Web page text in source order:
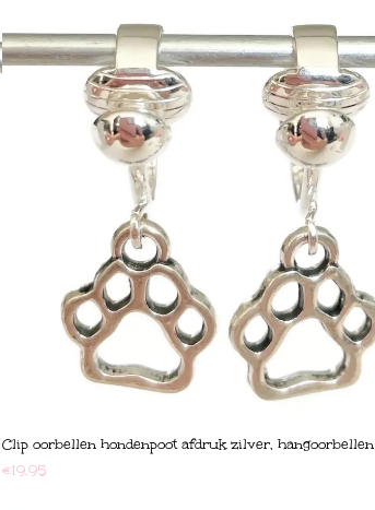
Clip oorbellen hondenpoot afdruk zilver, hangoorbellen
€19,95